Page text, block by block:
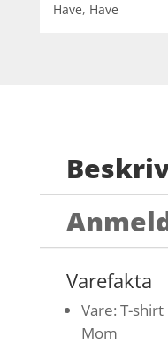
Have, Have
Varefakta
Vare: T-
Mom